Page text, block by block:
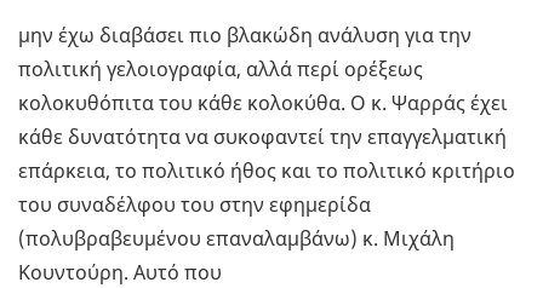
μην έχω διαβάσει πιο βλακώδη ανάλυση για την
πολιτική γελοιογραφία, αλλά περί ορέξεως
κολοκυθόπιτα του κάθε κολοκύθα. Ο κ. Ψαρράς έχει
κάθε δυνατότητα να συκοφαντεί την επαγγελματική
επάρκεια, το πολιτικό ήθος και το πολιτικό κριτήριο
του συναδέλφου του στην εφημερίδα
(πολυβραβευμένου επαναλαμβάνω) κ. Μιχάλη
Κουντούρη. Αυτό που